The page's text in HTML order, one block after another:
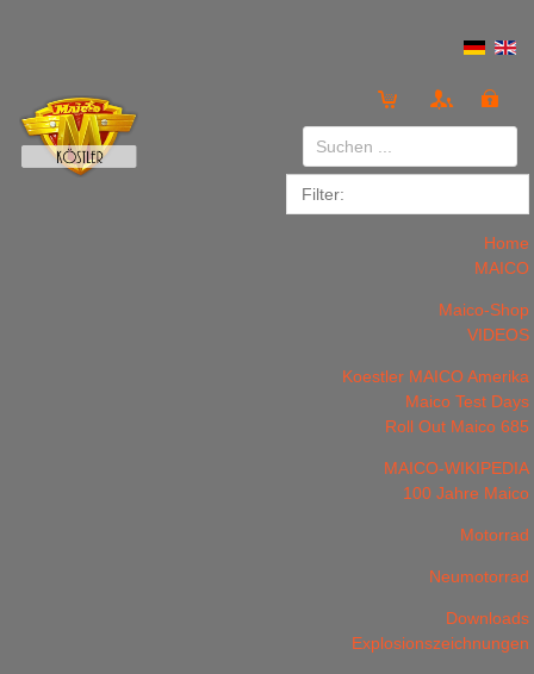
Home
MAICO
Maico-Shop
VIDEOS
Koestler MAICO Amerika
Maico Test Days
Roll Out Maico 685
MAICO-WIKIPEDIA
100 Jahre Maico
Motorrad
Neumotorrad
Downloads
Explosionszeichnungen
Anmelden